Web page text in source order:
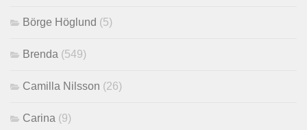
Börge Höglund (5)
Brenda (549)
Camilla Nilsson (26)
Carina (9)